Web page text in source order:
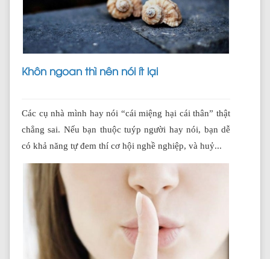
Khôn ngoan thì nên nói ít lại
Các cụ nhà mình hay nói “cái miệng hại cái thân” thật
chẳng sai. Nếu bạn thuộc tuýp người hay nói, bạn dễ
có khả năng tự đem thí cơ hội nghề nghiệp, và huỷ...